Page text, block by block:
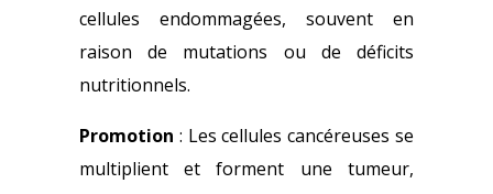
cellules endommagées, souvent en
raison de mutations ou de déficits
nutritionnels.
Promotion : Les cellules cancéreuses se
multiplient et forment une tumeur,